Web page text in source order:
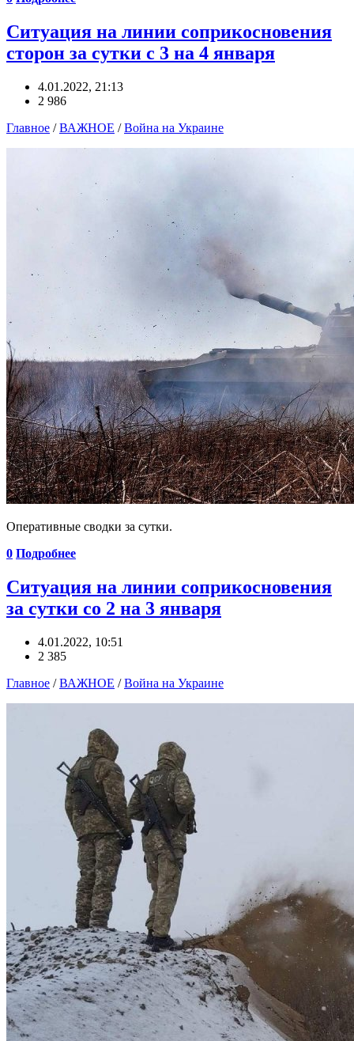
Ситуация на линии соприкосновения
сторон за сутки с 3 на 4 января
4.01.2022, 21:13
2 986
Главное /ВАЖНОЕ /Война на Украине
Оперативные сводки за сутки.
0 Подробнее
Ситуация на линии соприкосновения
за сутки со 2 на 3 января
4.01.2022, 10:51
2 385
Главное /ВАЖНОЕ /Война на Украине